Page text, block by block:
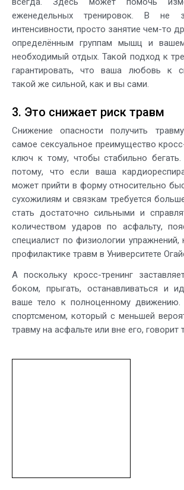
еженедельных тренировок. В не
интенсивности, просто занятие чем-то
определённым группам мышц и
необходимый отдых. Такой подход к
гарантировать, что ваша любовь к
такой же сильной, как и вы сами.
3. Это снижает риск травм
Снижение опасности получить
самое сексуальное преимущество
ключ к тому, чтобы стабильно
потому, что если ваша
может прийти в форму относительно
сухожилиям и связкам требуется
стать достаточно сильными и
количеством ударов по асфальту,
специалист по физиологии упражнений,
профилактике травм в Университете
А поскольку кросс-тренинг
боком, прыгать, останавливаться и
ваше тело к полноценному
спортсменом, который с меньшей
травму на асфальте или вне его, говорит